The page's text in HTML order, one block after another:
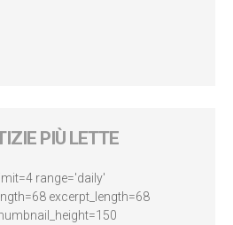
PIÙ LETTE
range='daily'
excerpt_length=68